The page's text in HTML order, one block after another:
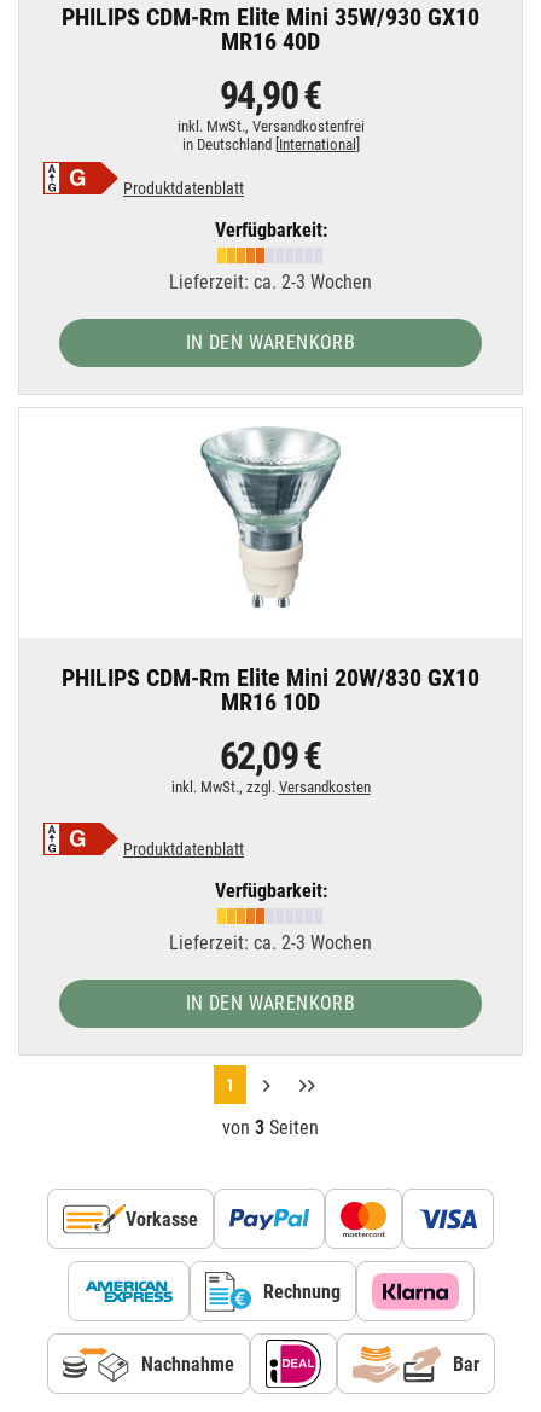
PHILIPS CDM-Rm Elite Mini 35W/930 GX10
MR16 40D
94,90 €
inkl. MwSt., Versandkostenfrei
in Deutschland [ International
Produktdatenblatt
Verfügbarkeit:
Lieferzeit: ca. 2-3 Wochen
IN DEN WARENKORB
PHILIPS CDM-Rm Elite Mini 20W/830 GX10
MR16 10D
62,09 €
inkl. MwSt., zzgl. Versandkosten
Produktdatenblatt
Verfügbarkeit:
Lieferzeit: ca. 2-3 Wochen
IN DEN WARENKORB
1
von 3 Seiten
Vorkasse
Rechnung
Nachnahme Bar